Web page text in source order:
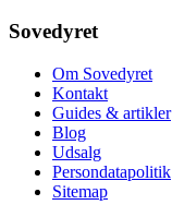
Sovedyret
Om Sovedyret
Kontakt
Guides & artikler
Blog
Udsalg
Persondatapolitik
Sitemap